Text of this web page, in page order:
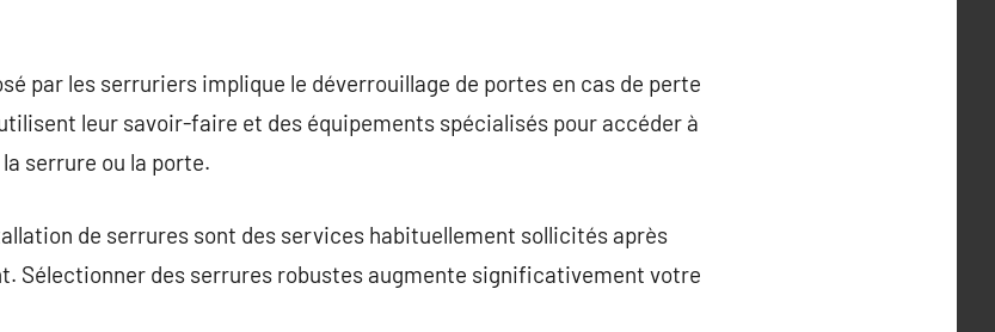
par les serruriers implique le déverrouillage de portes en cas de perte
leur savoir-faire et des équipements spécialisés pour accéder à
serrure ou la porte.
de serrures sont des services habituellement sollicités après
Sélectionner des serrures robustes augmente significativement votre